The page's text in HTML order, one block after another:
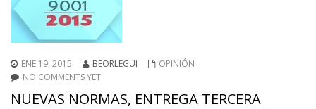
ENE 19, 2015 BEORLEGUI
OPINIÓN
NO COMMENTS YET
NUEVAS NORMAS, ENTREGA TERCERA